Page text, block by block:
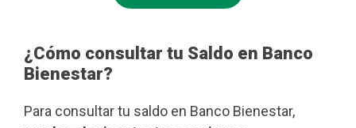
¿Cómo consultar tu Saldo en Banco
Bienestar?
Para consultar tu saldo en Banco Bienestar,